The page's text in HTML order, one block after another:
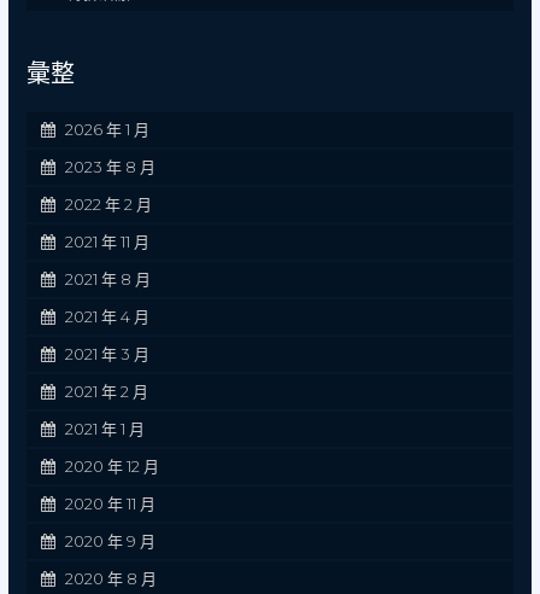
彙整
2026 年 1 月
2023 年 8 月
2022 年 2 月
2021 年 11 月
2021 年 8 月
2021 年 4 月
2021 年 3 月
2021 年 2 月
2021 年 1 月
2020 年 12 月
2020 年 11 月
2020 年 9 月
2020 年 8 月